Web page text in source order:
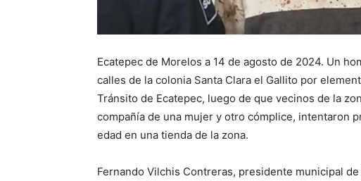
Ecatepec de Morelos a 14 de agosto de 2024. Un
calles de la colonia Santa Clara el Gallito por
Tránsito de Ecatepec, luego de que vecinos de la
compañía de una mujer y otro cómplice, intentaron
edad en una tienda de la zona.
Fernando Vilchis Contreras, presidente municipal